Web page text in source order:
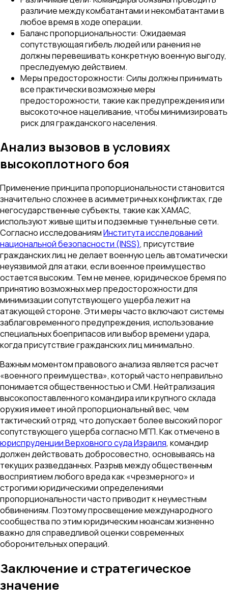
различие между комбатантами и некомбатантами в
любое время в ходе операции.
Баланс пропорциональности: Ожидаемая
сопутствующая гибель людей или ранения не
должны перевешивать конкретную военную выгоду,
преследуемую действием.
Меры предосторожности: Силы должны принимать
все практически возможные меры
предосторожности, такие как предупреждения или
высокоточное нацеливание, чтобы минимизировать
риск для гражданского населения.
Анализ вызовов в условиях
высокоплотного боя
Применение принципа пропорциональности становится
значительно сложнее в асимметричных конфликтах, где
негосударственные субъекты, такие как ХАМАС,
используют живые щиты и подземные туннельные сети.
Согласно исследованиямИнститута исследований
национальной безопасности (INSS), присутствие
гражданских лиц не делает военную цель автоматически
неуязвимой для атаки, если военное преимущество
остается высоким. Тем не менее, юридическое бремя по
принятию возможных мер предосторожности для
минимизации сопутствующего ущерба лежит на
атакующей стороне. Эти меры часто включают системы
заблаговременного предупреждения, использование
специальных боеприпасов или выбор времени удара,
когда присутствие гражданских лиц минимально.
Важным моментом правового анализа является расчет
«военного преимущества», который часто неправильно
понимается общественностью и СМИ. Нейтрализация
высокопоставленного командира или крупного склада
оружия имеет иной пропорциональный вес, чем
тактический отряд, что допускает более высокий порог
сопутствующего ущерба согласно МГП. Как отмечено в
юриспруденции Верховного суда Израиля, командир
должен действовать добросовестно, основываясь на
текущих разведданных. Разрыв между общественным
восприятием любого вреда как «чрезмерного» и
строгими юридическими определениями
пропорциональности часто приводит к неуместным
обвинениям. Поэтому просвещение международного
сообщества по этим юридическим нюансам жизненно
важно для справедливой оценки современных
оборонительных операций.
Заключение и стратегическое
значение